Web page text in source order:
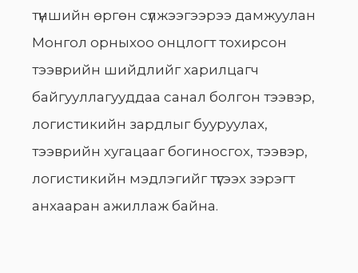
түншийн өргөн сүлжээгээрээ дамжуулан
Монгол орныхоо онцлогт тохирсон
тээврийн шийдлийг харилцагч
байгууллагууддаа санал болгон тээвэр,
логистикийн зардлыг бууруулах,
тээврийн хугацааг богиносгох, тээвэр,
логистикийн мэдлэгийг түгээх зэрэгт
анхааран ажиллаж байна.